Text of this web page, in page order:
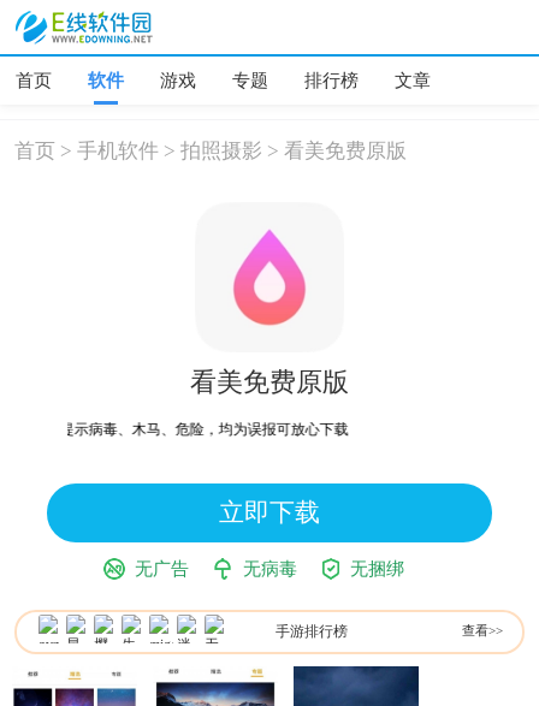
首页 软件 游戏 专题 排行榜 文章
首页 >手机软件 >拍照摄影 >看美免费原版
看美免费原版
机型提示病毒、木马、危险，均为误报可放心下载
立即下载
无广告 无病毒 无捆绑
手游排行榜 查看>>